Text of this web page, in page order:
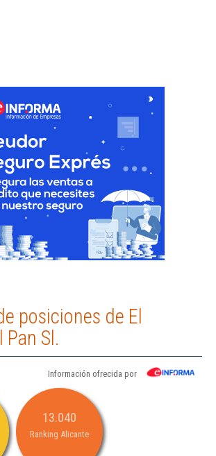
posiciones de El
Pan Sl.
Información ofrecida por
13.040
Ranking Alicante